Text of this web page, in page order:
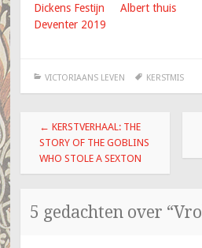
Dickens Festijn
Deventer 2019
Albert thuis
VICTORIAANS LEVEN KERSTMIS
Berichtnavigatie
← KERSTVERHAAL: THE
STORY OF THE GOBLINS
WHO STOLE A SEXTON
5 gedachten over “